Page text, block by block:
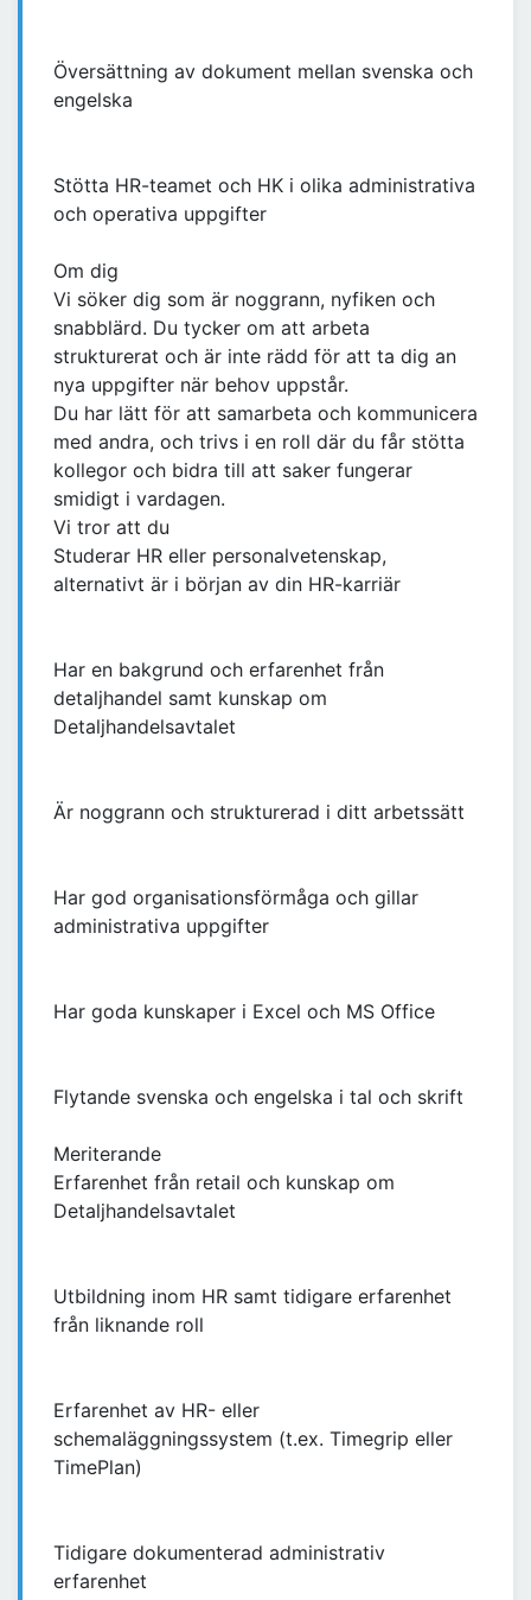
Översättning av dokument mellan svenska och
engelska
Stötta HR-teamet och HK i olika administrativa
och operativa uppgifter
Om dig
Vi söker dig som är noggrann, nyfiken och
snabblärd. Du tycker om att arbeta
strukturerat och är inte rädd för att ta dig an
nya uppgifter när behov uppstår.
Du har lätt för att samarbeta och kommunicera
med andra, och trivs i en roll där du får stötta
kollegor och bidra till att saker fungerar
smidigt i vardagen.
Vi tror att du
Studerar HR eller personalvetenskap,
alternativt är i början av din HR-karriär
Har en bakgrund och erfarenhet från
detaljhandel samt kunskap om
Detaljhandelsavtalet
Är noggrann och strukturerad i ditt arbetssätt
Har god organisationsförmåga och gillar
administrativa uppgifter
Har goda kunskaper i Excel och MS Office
Flytande svenska och engelska i tal och skrift
Meriterande
Erfarenhet från retail och kunskap om
Detaljhandelsavtalet
Utbildning inom HR samt tidigare erfarenhet
från liknande roll
Erfarenhet av HR- eller
schemaläggningssystem (t.ex. Timegrip eller
TimePlan)
Tidigare dokumenterad administrativ
erfarenhet